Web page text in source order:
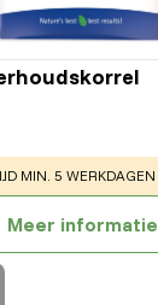
MIN. 5 WERKDAGEN
Meer informatie